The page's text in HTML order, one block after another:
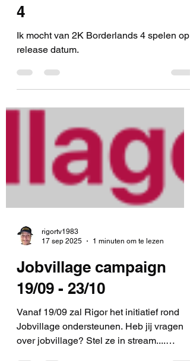
4
Ik mocht van 2K Borderlands 4 spelen op
release datum.
rigortv1983
17 sep 2025
1 minuten om te lezen
Jobvillage campaign
19/09 - 23/10
Vanaf 19/09 zal Rigor het initiatief rond
Jobvillage ondersteunen. Heb jij vragen
over jobvillage? Stel ze in stream....